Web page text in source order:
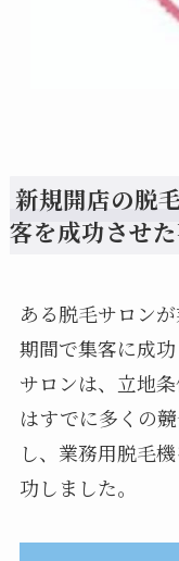
新規開店の脱
客を成功させ
ある脱毛サロン
期間で集客に成
サロンは、立地
はすでに多くの
し、業務用脱毛
功しました。